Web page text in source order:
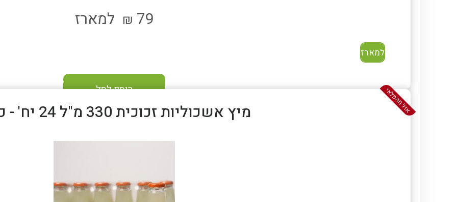
79
₪ למארז
למארז
הוסף לסל אזל מהמלאי מיץ אשכוליות זכוכית 330 מ"ל 24 יח' - כשר